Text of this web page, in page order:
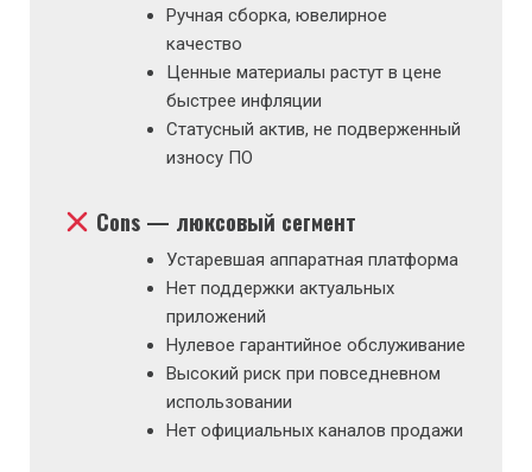
Ручная сборка, ювелирное
качество
Ценные материалы растут в цене
быстрее инфляции
Статусный актив, не подверженный
износу ПО
Cons — люксовый сегмент
Устаревшая аппаратная платформа
Нет поддержки актуальных
приложений
Нулевое гарантийное обслуживание
Высокий риск при повседневном
использовании
Нет официальных каналов продажи